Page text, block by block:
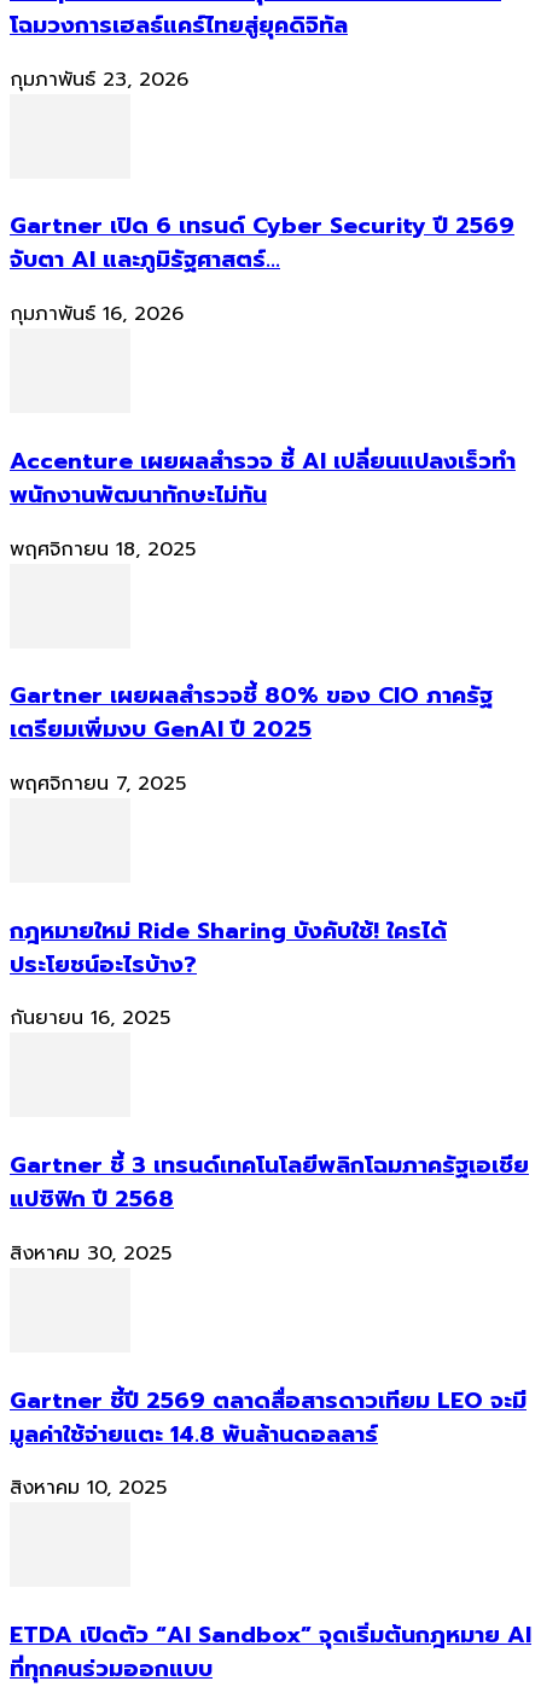
โฉมวงการเฮลธ์แคร์ไทยสู่ยุคดิจิทัล
กุมภาพันธ์ 23, 2026
Gartner เปิด 6 เทรนด์ Cyber Security ปี 2569
จับตา AI และภูมิรัฐศาสตร์...
กุมภาพันธ์ 16, 2026
Accenture เผยผลสำรวจ ชี้ AI เปลี่ยนแปลงเร็วทำ
พนักงานพัฒนาทักษะไม่ทัน
พฤศจิกายน 18, 2025
Gartner เผยผลสำรวจชี้ 80% ของ CIO ภาครัฐ
เตรียมเพิ่มงบ GenAI ปี 2025
พฤศจิกายน 7, 2025
กฎหมายใหม่ Ride Sharing บังคับใช้! ใครได้
ประโยชน์อะไรบ้าง?
กันยายน 16, 2025
Gartner ชี้ 3 เทรนด์เทคโนโลยีพลิกโฉมภาครัฐเอเชีย
แปซิฟิก ปี 2568
สิงหาคม 30, 2025
Gartner ชี้ปี 2569 ตลาดสื่อสารดาวเทียม LEO จะมี
มูลค่าใช้จ่ายแตะ 14.8 พันล้านดอลลาร์
สิงหาคม 10, 2025
ETDA เปิดตัว “AI Sandbox” จุดเริ่มต้นกฎหมาย AI
ที่ทุกคนร่วมออกแบบ